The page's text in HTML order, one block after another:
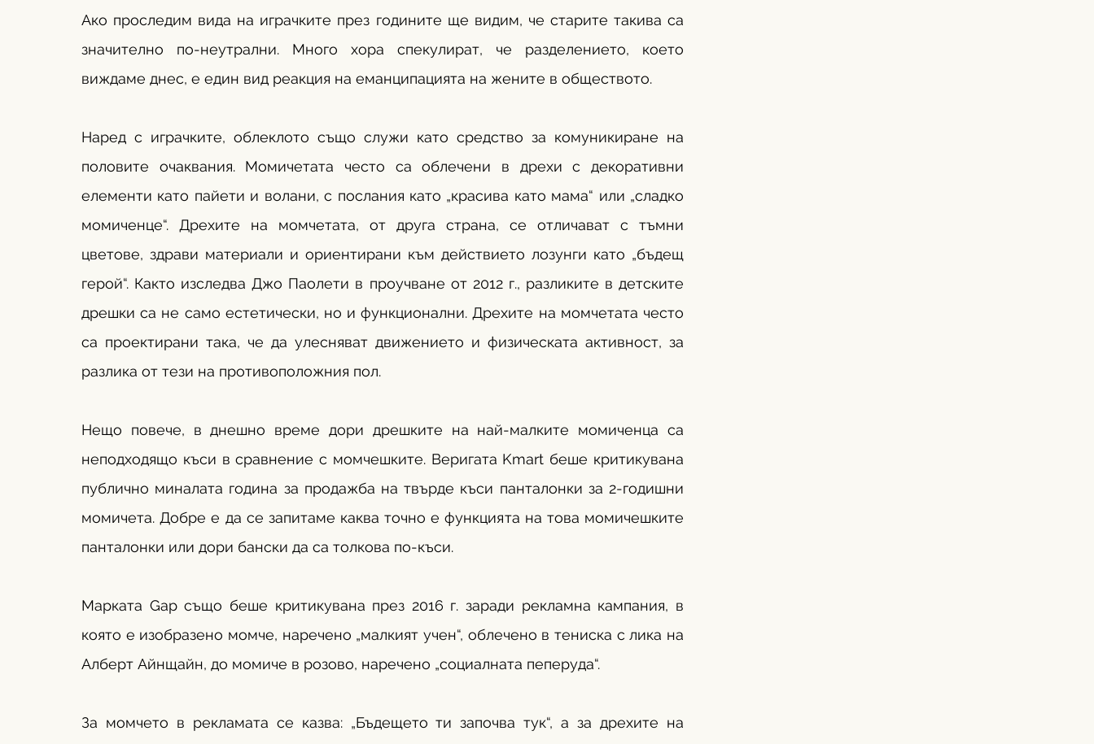
Ако проследим вида на играчките през годините ще видим, че старите такива са
значително по-неутрални. Много хора спекулират, че разделението, което
виждаме днес, е един вид реакция на еманципацията на жените в обществото.
Наред с играчките, облеклото също служи като средство за комуникиране на
половите очаквания. Момичетата често са облечени в дрехи с декоративни
елементи като пайети и волани, с послания като „красива като мама“ или „сладко
момиченце“. Дрехите на момчетата, от друга страна, се отличават с тъмни
цветове, здрави материали и ориентирани към действието лозунги като „бъдещ
герой“. Както изследва Джо Паолети в проучване от 2012 г., разликите в детските
дрешки са не само естетически, но и функционални. Дрехите на момчетата често
са проектирани така, че да улесняват движението и физическата активност, за
разлика от тези на противоположния пол.
Нещо повече, в днешно време дори дрешките на най-малките момиченца са
неподходящо къси в сравнение с момчешките. Веригата Kmart беше критикувана
публично миналата година за продажба на твърде къси панталонки за 2-годишни
момичета. Добре е да се запитаме каква точно е функцията на това момичешките
панталонки или дори бански да са толкова по-къси.
Марката Gap също беше критикувана през 2016 г. заради рекламна кампания, в
която е изобразено момче, наречено „малкият учен“, облечено в тениска с лика на
Алберт Айнщайн, до момиче в розово, наречено „социалната пеперуда“.
За момчето в рекламата се казва: „Бъдещето ти започва тук“, а за дрехите на